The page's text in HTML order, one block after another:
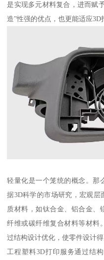
是实现多元材料复合，进而赋
造”性强的优点，也更能适应3D
轻量化是一个笼统的概念。那
据3D科学的市场研究，宏观
质材料，如钛合金、铝合金、
纤维或碳纤维复合材料等材料
过结构设计优化，使零件设计
工程塑料3D打印服务通过结